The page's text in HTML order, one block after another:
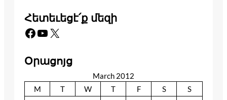
Հետեւեցէ՛ք մեզի
Facebook YouTube X
Օրացոյց
March 2012
M
T W T F S
S